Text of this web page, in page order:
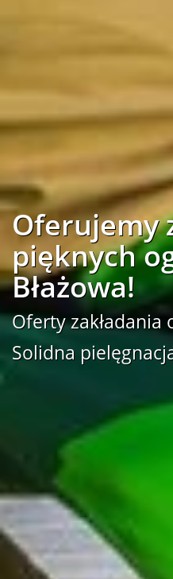
Oferujemy
pięknych
Błażowa!
Oferty zakładania
Solidna